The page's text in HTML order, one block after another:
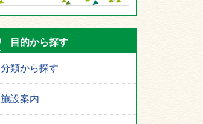
目的から探す
分類から探す
施設案内